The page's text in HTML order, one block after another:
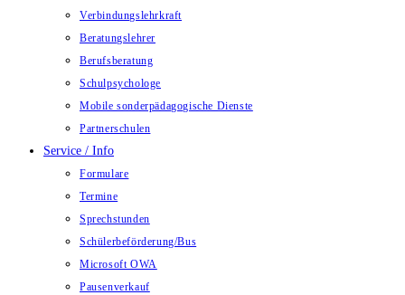
Verbindungslehrkraft
Beratungslehrer
Berufsberatung
Schulpsychologe
Mobile sonderpädagogische Dienste
Partnerschulen
Service / Info
Formulare
Termine
Sprechstunden
Schülerbeförderung/Bus
Microsoft OWA
Pausenverkauf